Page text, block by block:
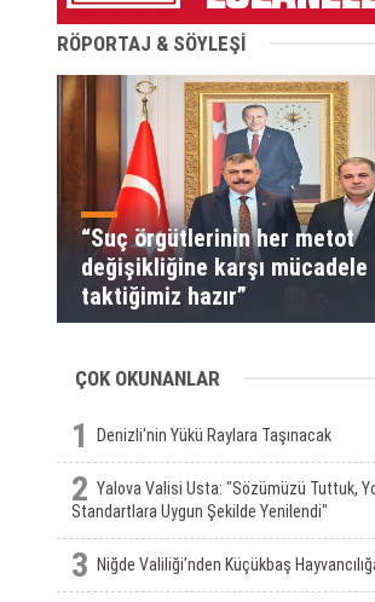
RÖPORTAJ & SÖYLEŞİ
“Suç örgütlerinin her metot
değişikliğine karşı mücadele
taktiğimiz hazır”
ÇOK OKUNANLAR
1 Denizli'nin Yükü Raylara Taşınacak
2 Yalova Valisi Usta: "Sözümüzü Tuttuk,
Standartlara Uygun Şekilde Yenilendi"
3 Niğde Valiliği’nden Küçükbaş